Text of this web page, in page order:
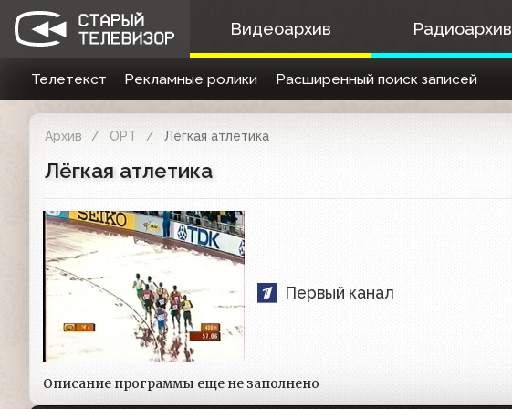
Видеоархив Радиоархив
Телетекст Рекламные ролики Расширенный поиск записей
Архив ОРТ Лёгкая атлетика
Лёгкая атлетика
Первый канал
Описание программы еще не заполнено